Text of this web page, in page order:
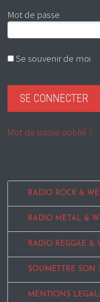
Mot de passe
Se souvenir de moi
Mot de passe oublié ?
RADIO ROCK &
RADIO METAL &
RADIO REGGAE &
SOUMETTRE SON
MENTIONS